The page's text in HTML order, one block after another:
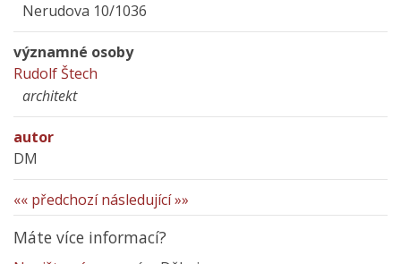
Nerudova 10/1036
významné osoby
Rudolf Štech
architekt
autor
DM
«« předchozí následující »»
Máte více informací?